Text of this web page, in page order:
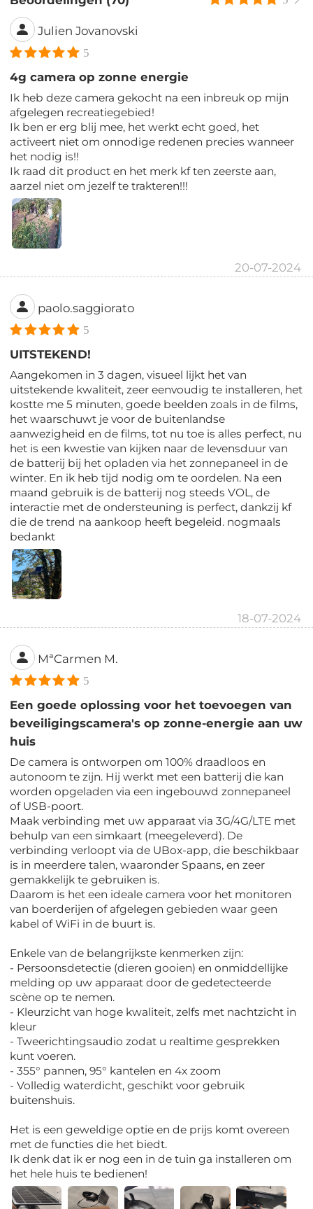
Julien Jovanovski
5
4g camera op zonne energie
Ik heb deze camera gekocht na een inbreuk op mijn
afgelegen recreatiegebied!
Ik ben er erg blij mee, het werkt echt goed, het
activeert niet om onnodige redenen precies wanneer
het nodig is!!
Ik raad dit product en het merk kf ten zeerste aan,
aarzel niet om jezelf te trakteren!!!
20-07-2024
paolo.saggiorato
5
UITSTEKEND!
Aangekomen in 3 dagen, visueel lijkt het van
uitstekende kwaliteit, zeer eenvoudig te installeren, het
kostte me 5 minuten, goede beelden zoals in de films,
het waarschuwt je voor de buitenlandse
aanwezigheid en de films, tot nu toe is alles perfect, nu
het is een kwestie van kijken naar de levensduur van
de batterij bij het opladen via het zonnepaneel in de
winter. En ik heb tijd nodig om te oordelen. Na een
maand gebruik is de batterij nog steeds VOL, de
interactie met de ondersteuning is perfect, dankzij kf
die de trend na aankoop heeft begeleid. nogmaals
bedankt
18-07-2024
MªCarmen M.
5
Een goede oplossing voor het toevoegen van
beveiligingscamera's op zonne-energie aan uw
huis
De camera is ontworpen om 100% draadloos en
autonoom te zijn. Hij werkt met een batterij die kan
worden opgeladen via een ingebouwd zonnepaneel
of USB-poort.
Maak verbinding met uw apparaat via 3G/4G/LTE met
behulp van een simkaart (meegeleverd). De
verbinding verloopt via de UBox-app, die beschikbaar
is in meerdere talen, waaronder Spaans, en zeer
gemakkelijk te gebruiken is.
Daarom is het een ideale camera voor het monitoren
van boerderijen of afgelegen gebieden waar geen
kabel of WiFi in de buurt is.
Enkele van de belangrijkste kenmerken zijn:
- Persoonsdetectie (dieren gooien) en onmiddellijke
melding op uw apparaat door de gedetecteerde
scène op te nemen.
- Kleurzicht van hoge kwaliteit, zelfs met nachtzicht in
kleur
- Tweerichtingsaudio zodat u realtime gesprekken
kunt voeren.
- 355° pannen, 95° kantelen en 4x zoom
- Volledig waterdicht, geschikt voor gebruik
buitenshuis.
Het is een geweldige optie en de prijs komt overeen
met de functies die het biedt.
Ik denk dat ik er nog een in de tuin ga installeren om
het hele huis te bedienen!